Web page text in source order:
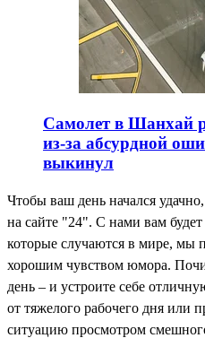
Самолет в Шанхай
из-за абсурдной
выкинул
Чтобы ваш день начался
на сайте "24". С нами вам
которые случаются в мире, мы
хорошим чувством юмора.
день – и устроите себе
от тяжелого рабочего дня или
ситуацию просмотром